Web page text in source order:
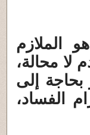
الملازم
لا محالة،
إلى
الفساد،